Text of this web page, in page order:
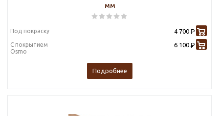
мм
Под покраску 4 700 Р
С покрытием
Osmo
6 100 Р
Подробнее